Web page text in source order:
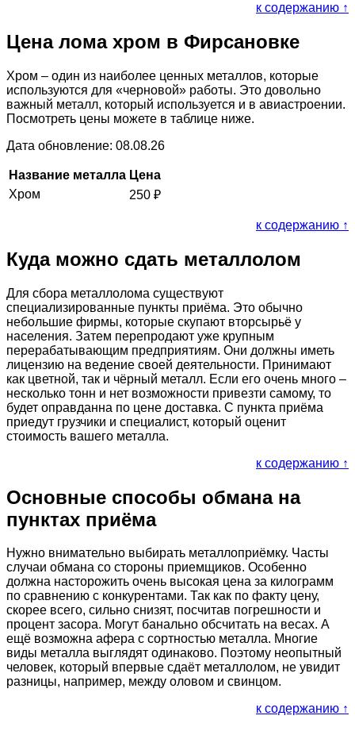
к содержанию ↑
Цена лома хром в Фирсановке
Хром – один из наиболее ценных металлов, которые
используются для «черновой» работы. Это довольно
важный металл, который используется и в авиастроении.
Посмотреть цены можете в таблице ниже.
Дата обновление: 08.08.26
Название металла Цена
Хром
250 ₽
к содержанию ↑
Куда можно сдать металлолом
Для сбора металлолома существуют
специализированные пункты приёма. Это обычно
небольшие фирмы, которые скупают вторсырьё у
населения. Затем перепродают уже крупным
перерабатывающим предприятиям. Они должны иметь
лицензию на ведение своей деятельности. Принимают
как цветной, так и чёрный металл. Если его очень много –
несколько тонн и нет возможности привезти самому, то
будет оправданна по цене доставка. С пункта приёма
приедут грузчики и специалист, который оценит
стоимость вашего металла.
к содержанию ↑
Основные способы обмана на
пунктах приёма
Нужно внимательно выбирать металлоприёмку. Часты
случаи обмана со стороны приемщиков. Особенно
должна насторожить очень высокая цена за килограмм
по сравнению с конкурентами. Так как по факту цену,
скорее всего, сильно снизят, посчитав погрешности и
процент засора. Могут банально обсчитать на весах. А
ещё возможна афера с сортностью металла. Многие
виды металла выглядят одинаково. Поэтому неопытный
человек, который впервые сдаёт металлолом, не увидит
разницы, например, между оловом и свинцом.
к содержанию ↑